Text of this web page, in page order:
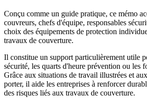
Conçu comme un guide pratique, ce mémo
couvreurs, chefs d'équipe, responsables
choix des équipements de protection
travaux de couverture.
Il constitue un support particulièrement utile
sécurité, les quarts d'heure prévention ou les
Grâce aux situations de travail illustrées et
porter, il aide les entreprises à renforcer
des risques liés aux travaux de couverture.